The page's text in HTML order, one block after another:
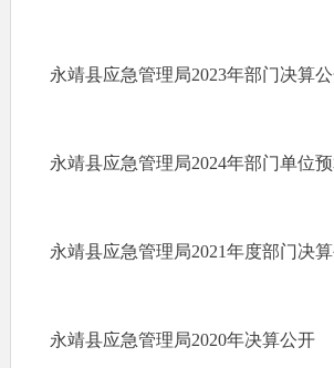
永靖县应急管理局2023年部门决算
永靖县应急管理局2021年度部门决
永靖县应急管理局2020年决算公开